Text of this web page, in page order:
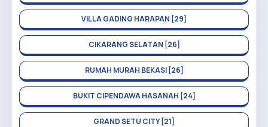
VILLA GADING HARAPAN [29]
CIKARANG SELATAN [26]
RUMAH MURAH BEKASI [26]
BUKIT CIPENDAWA HASANAH [24]
GRAND SETU CITY [21]